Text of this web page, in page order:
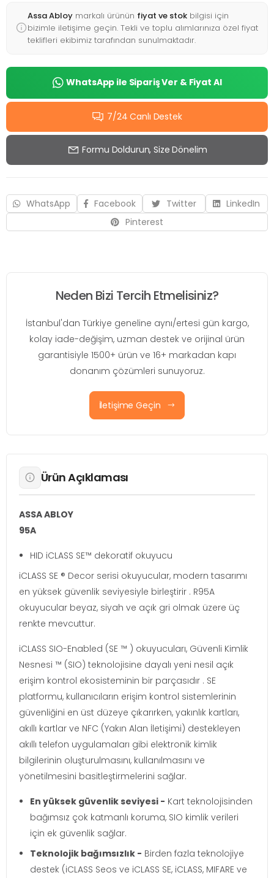
Assa Abloy markalı ürünün fiyat ve stok bilgisi için
bizimle iletişime geçin. Tekli ve toplu alımlarınıza özel fiyat
teklifleri ekibimiz tarafından sunulmaktadır.
WhatsApp ile Sipariş Ver & Fiyat Al
7/24 Canlı Destek
Formu Doldurun, Size Dönelim
WhatsApp Facebook Twitter
LinkedIn
Pinterest
Neden Bizi Tercih Etmelisiniz?
İstanbul'dan Türkiye geneline aynı/ertesi gün kargo,
kolay iade-değişim, uzman destek ve orijinal ürün
garantisiyle 1500+ ürün ve 16+ markadan kapı
donanım çözümleri sunuyoruz.
İletişime Geçin
Ürün Açıklaması
ASSA ABLOY
95A
HID iCLASS SE™ dekoratif okuyucu
iCLASS SE ® Decor serisi okuyucular, modern tasarımı
en yüksek güvenlik seviyesiyle birleştirir . R95A
okuyucular beyaz, siyah ve açık gri olmak üzere üç
renkte mevcuttur.
iCLASS SIO-Enabled (SE ™ ) okuyucuları, Güvenli Kimlik
Nesnesi ™ (SIO) teknolojisine dayalı yeni nesil açık
erişim kontrol ekosisteminin bir parçasıdır . SE
platformu, kullanıcıların erişim kontrol sistemlerinin
güvenliğini en üst düzeye çıkarırken, yakınlık kartları,
akıllı kartlar ve NFC (Yakın Alan İletişimi) destekleyen
akıllı telefon uygulamaları gibi elektronik kimlik
bilgilerinin oluşturulmasını, kullanılmasını ve
yönetilmesini basitleştirmelerini sağlar.
En yüksek güvenlik seviyesi - Kart teknolojisinden
bağımsız çok katmanlı koruma, SIO kimlik verileri
için ek güvenlik sağlar.
Teknolojik bağımsızlık - Birden fazla teknolojiye
destek (iCLASS Seos ve iCLASS SE, iCLASS, MIFARE ve